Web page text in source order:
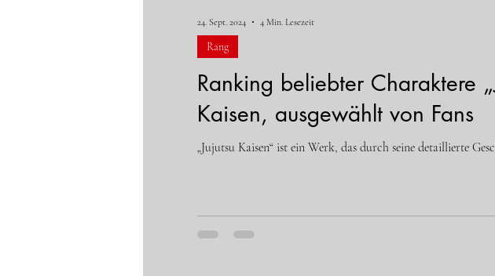
Ranking beliebter Charaktere
Kaisen, ausgewählt von Fans
„Jujutsu Kaisen“ ist ein Werk, das durch seine detaillierte
Rang
24. Sept. 2024 4 Min. Lesezeit